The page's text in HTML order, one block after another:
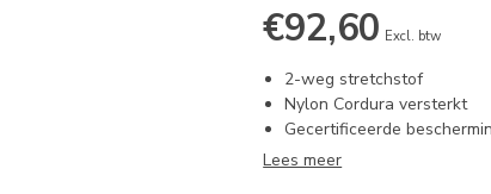
€92,60 Excl. btw
2-weg stretchstof
Nylon Cordura versterkt
Gecertificeerde
Lees meer